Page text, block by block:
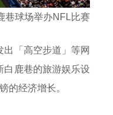
巷球场举办NFL比赛
「高空步道」等网
白鹿巷的旅游娱乐设
的经济增长。